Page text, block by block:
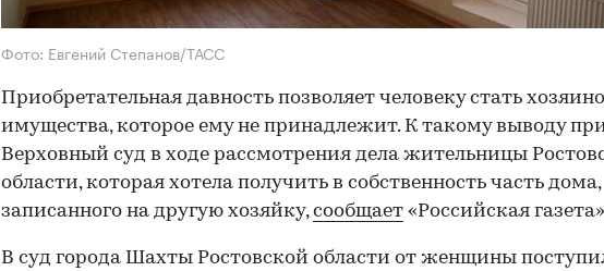
Фото: Евгений Степанов/ТАСС
Приобретательная давность позволяет человеку стать
имущества, которое ему не принадлежит. К такому выводу
Верховный суд в ходе рассмотрения дела жительницы
области, которая хотела получить в собственность часть дома,
записанного на другую хозяйку,сообщает «Российская
В суд города Шахты Ростовской области от женщины